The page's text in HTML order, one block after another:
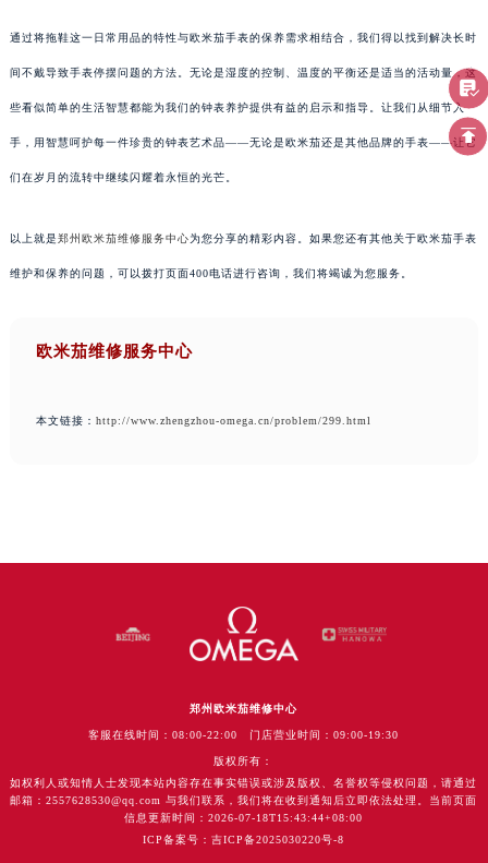
通过将拖鞋这一日常用品的特性与欧米茄手表的保养需求相结合，我们得以找到解决长时
间不戴导致手表停摆问题的方法。无论是湿度的控制、温度的平衡还是适当的活动量，这
些看似简单的生活智慧都能为我们的钟表养护提供有益的启示和指导。让我们从细节入
手，用智慧呵护每一件珍贵的钟表艺术品——无论是欧米茄还是其他品牌的手表——让它
们在岁月的流转中继续闪耀着永恒的光芒。
以上就是郑州欧米茄维修服务中心为您分享的精彩内容。如果您还有其他关于欧米茄手表
维护和保养的问题，可以拨打页面400电话进行咨询，我们将竭诚为您服务。
欧米茄维修服务中心
本文链接： http://www.zhengzhou-omega.cn/problem/299.html
郑州欧米茄维修中心
客服在线时间：08:00-22:00 门店营业时间：09:00-19:30
版权所有：
如权利人或知情人士发现本站内容存在事实错误或涉及版权、名誉权等侵权问题，请通过
邮箱：2557628530@qq.com 与我们联系，我们将在收到通知后立即依法处理。当前页面
信息更新时间：2026-07-18T15:43:44+08:00
ICP备案号：吉ICP备2025030220号-8